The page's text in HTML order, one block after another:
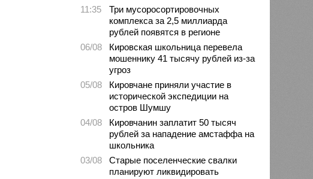
11:35
Три мусоросортировочных
комплекса за 2,5 миллиарда
рублей появятся в регионе
06/08
Кировская школьница перевела
мошеннику 41 тысячу рублей из-за
угроз
05/08
Кировчане приняли участие в
исторической экспедиции на
остров Шумшу
04/08
Кировчанин заплатит 50 тысяч
рублей за нападение амстаффа на
школьника
03/08
Старые поселенческие свалки
планируют ликвидировать